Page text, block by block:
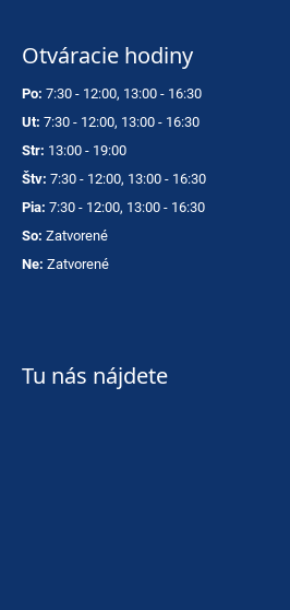
Otváracie hodiny
Po: 7:30 - 12:00, 13:00 - 16:30
Ut: 7:30 - 12:00, 13:00 - 16:30
Str: 13:00 - 19:00
Štv: 7:30 - 12:00, 13:00 - 16:30
Pia: 7:30 - 12:00, 13:00 - 16:30
So: Zatvorené
Ne: Zatvorené
Tu nás nájdete